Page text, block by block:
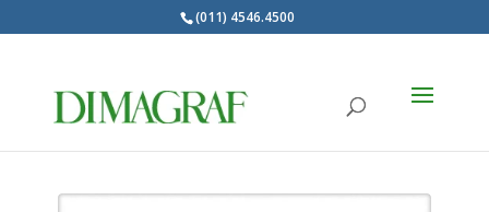
(011) 4546.4500